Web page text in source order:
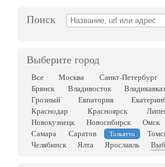
Поиск
Выберите город
Все Москва Санкт-Петербург
Брянск
Владивосток Владикавказ
Грозный
Евпатория
Краснодар
Красноярск
Новокузнецк
Новосибирск Омск
Самара
Саратов Тольятти
Челябинск
Ялта Ярославль